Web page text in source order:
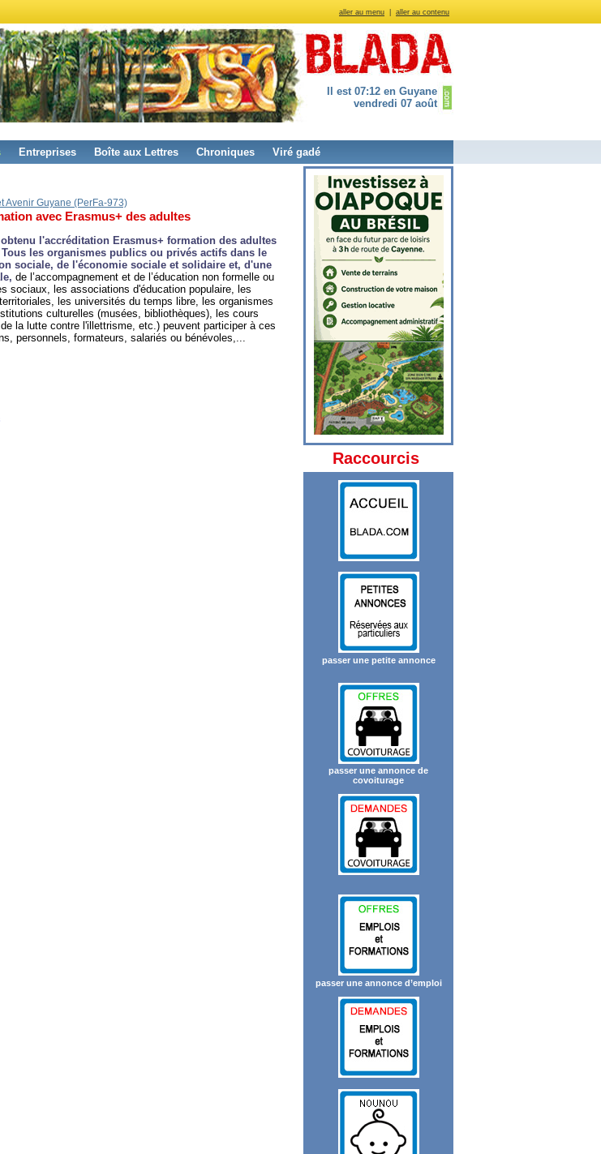
aller au menu aller au contenu
Il est 07:12 en Guyane
vendredi 07 août
Entreprises Boîte aux Lettres Chroniques Viré gadé
Avenir Guyane (PerFa-973)
avec Erasmus+ des adultes
l'accréditation Erasmus+ formation des adultes
les organismes publics ou privés actifs dans le
sociale, de l'économie sociale et solidaire et, d'une
de l’accompagnement et de l’éducation non formelle ou
sociaux, les associations d'éducation populaire, les
les universités du temps libre, les organismes
culturelles (musées, bibliothèques), les cours
la lutte contre l'illettrisme, etc.) peuvent participer à ces
personnels, formateurs, salariés ou bénévoles,...
Raccourcis
passer une petite annonce
passer une annonce de
covoiturage
passer une annonce d’emploi